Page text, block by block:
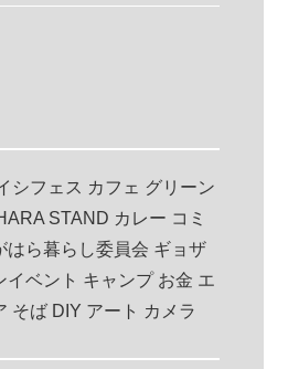
シフェス カフェ グリーン
STAND カレー コミ
はら暮らし委員会 ギョザ
イベント キャンプ お金 エ
そば DIY アート カメラ